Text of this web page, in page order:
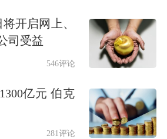
同意，中国证监会等8
综合整治非法跨境证券
动实施方案》，明确经
全面取缔境外证券期货
开启网上、
司受益
546评论
亿元 伯克
281评论